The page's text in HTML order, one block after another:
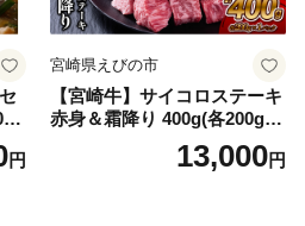
円
宮崎県えびの市
【宮崎牛】サイコロステーキ
赤身＆霜降り 400g(各200g×
１P 計2P) 真空パック 冷凍
13,000円